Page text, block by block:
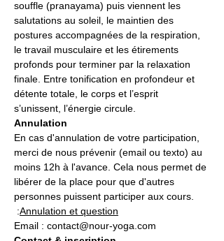
souffle (pranayama) puis viennent les
salutations au soleil, le maintien des
postures accompagnées de la respiration,
le travail musculaire et les étirements
profonds pour terminer par la relaxation
finale. Entre tonification en profondeur et
détente totale, le corps et l’esprit
s’unissent, l’énergie circule.
Annulation
En cas d'annulation de votre participation,
merci de nous prévenir (email ou texto) au
moins 12h à l'avance. Cela nous permet de
libérer de la place pour que d'autres
personnes puissent participer aux cours.
:Annulation et question
Email : contact@nour-yoga.com